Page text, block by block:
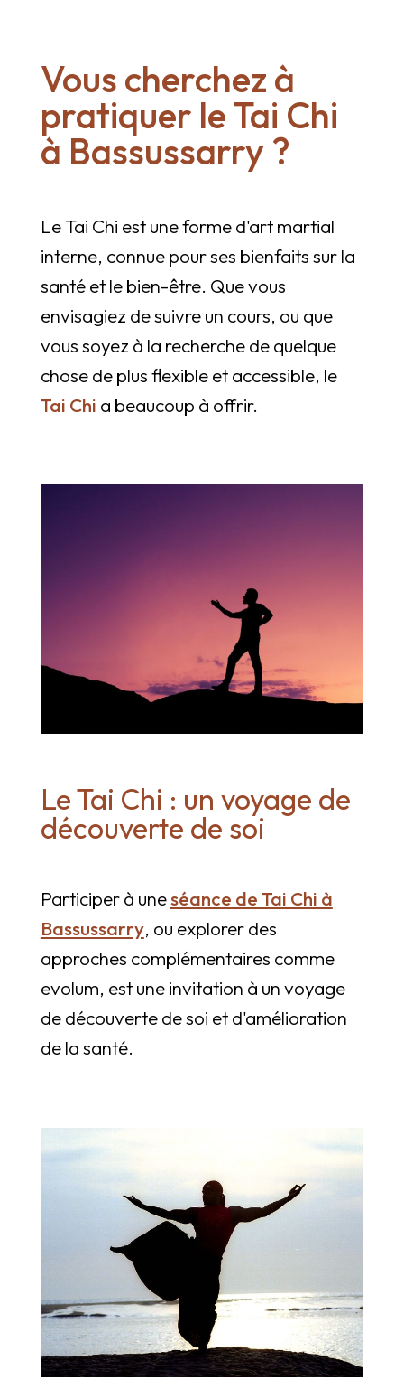
Vous cherchez à
pratiquer le Tai Chi
à Bassussarry ?
Le Tai Chi est une forme d'art martial
interne, connue pour ses bienfaits sur la
santé et le bien-être. Que vous
envisagiez de suivre un cours, ou que
vous soyez à la recherche de quelque
chose de plus flexible et accessible, le
Tai Chi a beaucoup à offrir.
Le Tai Chi : un voyage de
découverte de soi
Participer à uneséance de Tai Chi à
Bassussarry, ou explorer des
approches complémentaires comme
evolum, est une invitation à un voyage
de découverte de soi et d'amélioration
de la santé.